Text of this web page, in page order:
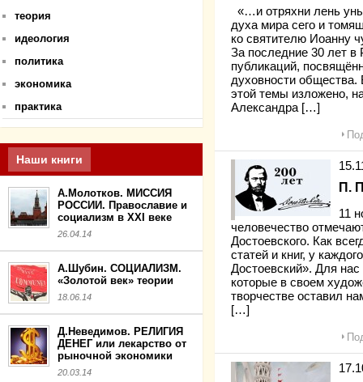
теория
идеология
политика
экономика
практика
Наши книги
А.Молотков. МИССИЯ
РОССИИ. Православие и
социализм в XXI веке
26.04.14
А.Шубин. СОЦИАЛИЗМ.
«Золотой век» теории
18.06.14
Д.Неведимов. РЕЛИГИЯ
ДЕНЕГ или лекарство от
рыночной экономики
20.03.14
«…и отряхни лень
духа мира сего и
ко святителю Иоанну
За последние 30 лет в
публикаций,
духовности общества.
этой темы изложено,
Александра […]
П.
11
человечество
Достоевского. Как
статей и книг, у
Достоевский». Для
которые в своем
творчестве оставил
[…]